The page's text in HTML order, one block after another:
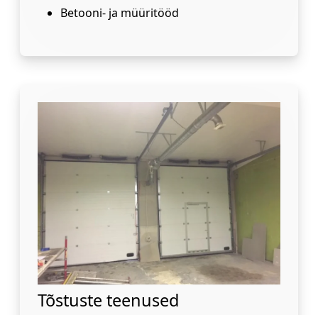
Betooni- ja müüritööd
Tõstuste teenused